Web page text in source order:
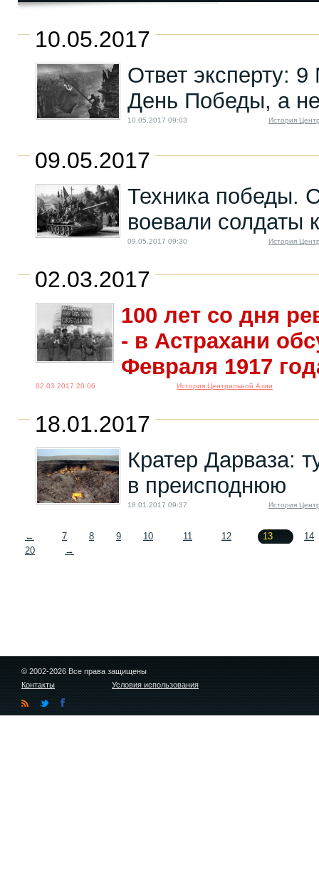
10.05.2017
Ответ эксперту:
День Победы, а
10.05.2017 09:03 История
09.05.2017
Техника победы.
воевали солдаты
09.05.2017 09:30 История
02.03.2017
100 лет со дня
- в Астрахани
Февраля 1917
02.03.2017 20:06 История Центральной Азии
18.01.2017
Кратер Дарваза:
в преисподнюю
18.01.2017 09:37 История
← 7 8 9 10 11 12 13
14
20
→
© 2002-2026 Все права защищены
Контакты
Условия использования